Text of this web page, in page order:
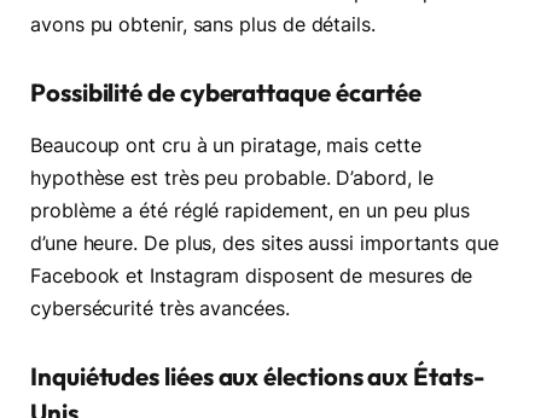
avons pu obtenir, sans plus de détails.
Possibilité de cyberattaque écartée
Beaucoup ont cru à un piratage, mais cette
hypothèse est très peu probable. D’abord, le
problème a été réglé rapidement, en un peu plus
d’une heure. De plus, des sites aussi importants que
Facebook et Instagram disposent de mesures de
cybersécurité très avancées.
Inquiétudes liées aux élections aux États-